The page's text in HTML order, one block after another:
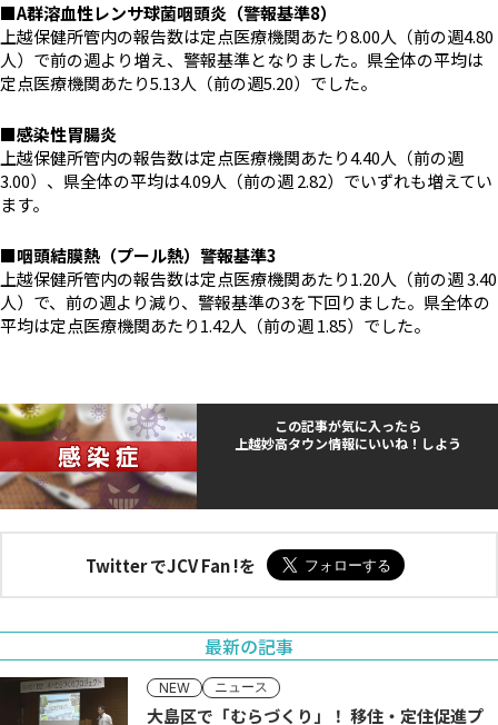
■A群溶血性レンサ球菌咽頭炎（警報基準8）
上越保健所管内の報告数は定点医療機関あたり8.00人（前の週4.80
人）で前の週より増え、警報基準となりました。県全体の平均は
定点医療機関あたり5.13人（前の週5.20）でした。
■感染性胃腸炎
上越保健所管内の報告数は定点医療機関あたり4.40人（前の週
3.00）、県全体の平均は4.09人（前の週 2.82）でいずれも増えてい
ます。
■咽頭結膜熱（プール熱）警報基準3
上越保健所管内の報告数は定点医療機関あたり1.20人（前の週 3.40
人）で、前の週より減り、警報基準の3を下回りました。県全体の
平均は定点医療機関あたり1.42人（前の週 1.85）でした。
この記事が気に入ったら
上越妙高タウン情報にいいね！しよう
Twitter でJCV Fan !を
最新の記事
NEW ニュース
大島区で「むらづくり」！ 移住・定住促進プ